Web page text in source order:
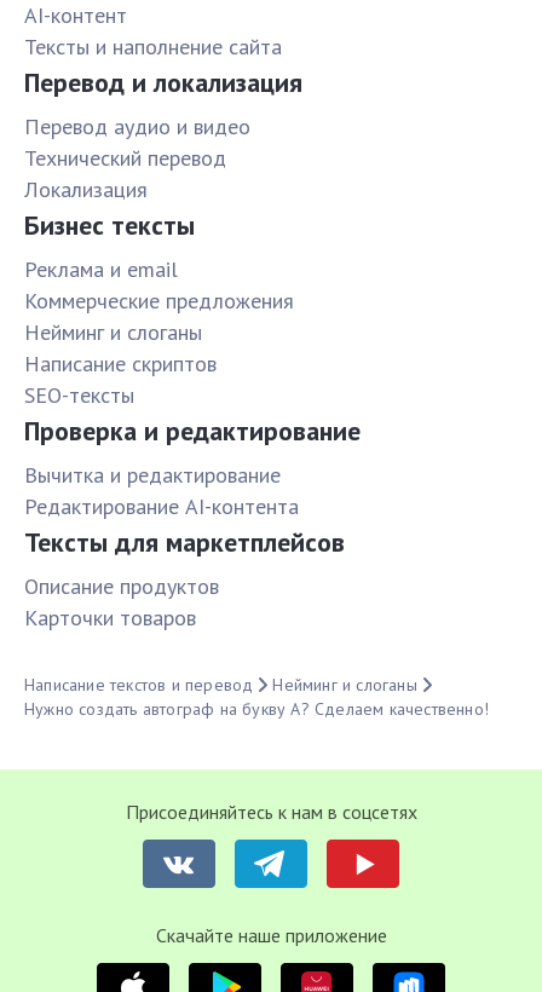
AI-контент
Тексты и наполнение сайта
Перевод и локализация
Перевод аудио и видео
Технический перевод
Локализация
Бизнес тексты
Реклама и email
Коммерческие предложения
Нейминг и слоганы
Написание скриптов
SEO-тексты
Проверка и редактирование
Вычитка и редактирование
Редактирование AI-контента
Тексты для маркетплейсов
Описание продуктов
Карточки товаров
Написание текстов и перевод
Нейминг и слоганы
Нужно создать автограф на букву А? Сделаем качественно!
Присоединяйтесь к нам в соцсетях
Cкачайте наше приложение